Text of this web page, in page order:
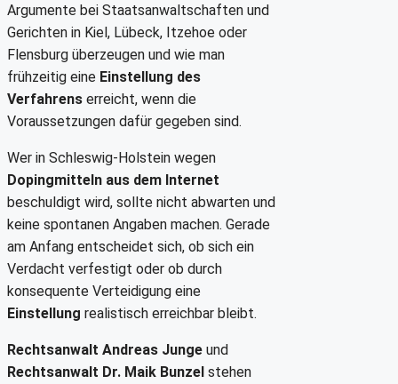
Argumente bei Staatsanwaltschaften und
Gerichten in Kiel, Lübeck, Itzehoe oder
Flensburg überzeugen und wie man
frühzeitig eine Einstellung des
Verfahrens erreicht, wenn die
Voraussetzungen dafür gegeben sind.
Wer in Schleswig-Holstein wegen
Dopingmitteln aus dem Internet
beschuldigt wird, sollte nicht abwarten und
keine spontanen Angaben machen. Gerade
am Anfang entscheidet sich, ob sich ein
Verdacht verfestigt oder ob durch
konsequente Verteidigung eine
Einstellung realistisch erreichbar bleibt.
Rechtsanwalt Andreas Junge und
Rechtsanwalt Dr. Maik Bunzel stehen